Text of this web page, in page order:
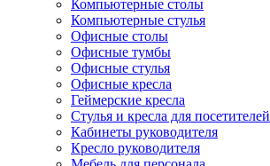
Компьютерные столы
Компьютерные стулья
Офисные столы
Офисные тумбы
Офисные стулья
Офисные кресла
Геймерские кресла
Стулья и кресла для посетителей
Кабинеты руководителя
Кресло руководителя